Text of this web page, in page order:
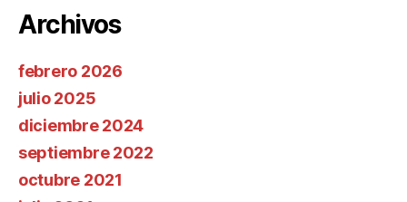
Archivos
febrero 2026
julio 2025
diciembre 2024
septiembre 2022
octubre 2021